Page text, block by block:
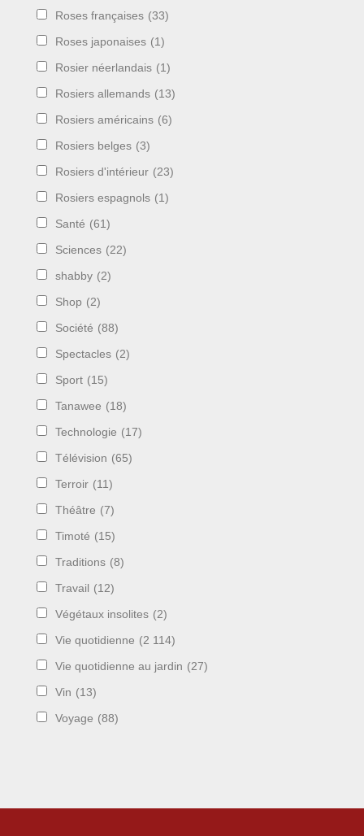
Roses françaises (33)
Roses japonaises (1)
Rosier néerlandais (1)
Rosiers allemands (13)
Rosiers américains (6)
Rosiers belges (3)
Rosiers d'intérieur (23)
Rosiers espagnols (1)
Santé (61)
Sciences (22)
shabby (2)
Shop (2)
Société (88)
Spectacles (2)
Sport (15)
Tanawee (18)
Technologie (17)
Télévision (65)
Terroir (11)
Théâtre (7)
Timoté (15)
Traditions (8)
Travail (12)
Végétaux insolites (2)
Vie quotidienne (2 114)
Vie quotidienne au jardin (27)
Vin (13)
Voyage (88)